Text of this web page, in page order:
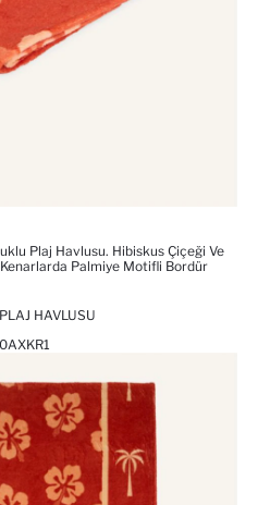
Plaj Havlusu. Hibiskus Çiçeği Ve
Palmiye Motifli Bordür
HAVLUSU